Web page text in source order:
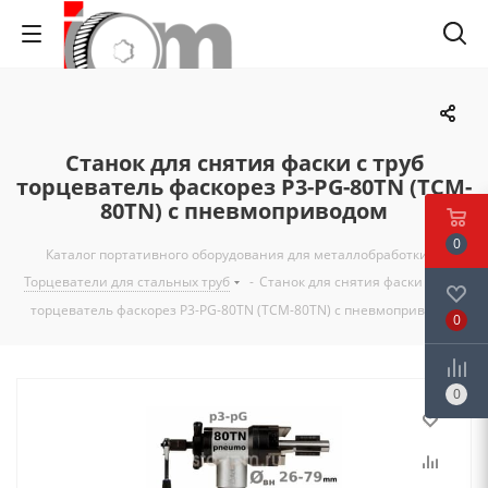
Станок для снятия фаски с труб
торцеватель фаскорез P3-PG-80TN (TCM-
80TN) с пневмоприводом
Каталог портативного оборудования для металлобработки
Торцеватели для стальных труб
- Станок для снятия фаски с труб
торцеватель фаскорез P3-PG-80TN (TCM-80TN) с пневмоприводом
0
0
0